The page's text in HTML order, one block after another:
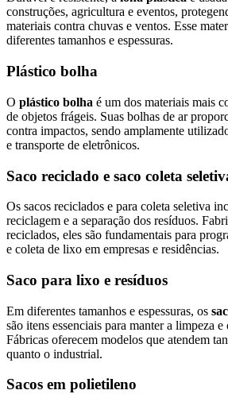
construções, agricultura e eventos,
materiais contra chuvas e ventos. Esse
diferentes tamanhos e espessuras.
Plástico bolha
O plástico bolha é um dos materiais mais
de objetos frágeis. Suas bolhas de ar
contra impactos, sendo amplamente
e transporte de eletrônicos.
Saco reciclado e saco coleta
Os sacos reciclados e para coleta seletiva
reciclagem e a separação dos resíduos.
reciclados, eles são fundamentais para
e coleta de lixo em empresas e residências.
Saco para lixo e resíduos
Em diferentes tamanhos e espessuras, os
são itens essenciais para manter a limpeza e
Fábricas oferecem modelos que atendem
quanto o industrial.
Sacos em polietileno